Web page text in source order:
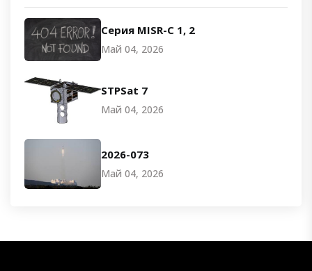
Серия MISR-C 1, 2
Май 04, 2026
STPSat 7
Май 04, 2026
2026-073
Май 04, 2026